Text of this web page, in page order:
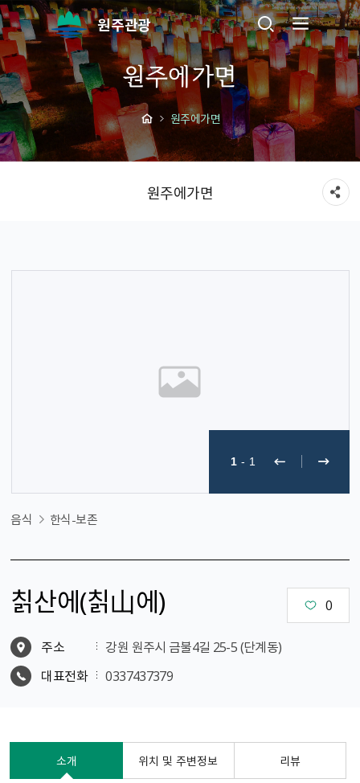
원주관광
원주에가면
원주에가면
원주에가면
1 - 1
음식 한식-보존
칡산에（칡山에） 0
주소
강원 원주시 금불4길 25-5 (단계동)
대표전화
0337437379
소개 위치 및 주변정보 리뷰